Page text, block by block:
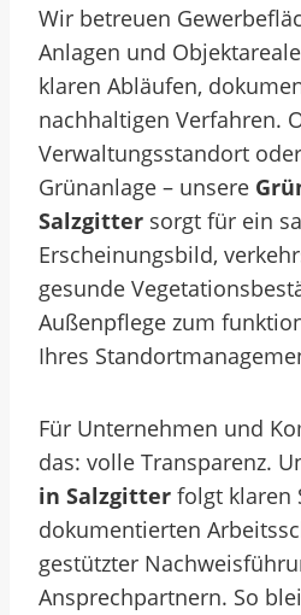
Wir betreuen
Anlagen und
klaren Abläufen,
nachhaltigen Verfahren.
Verwaltungsstandort
Grünanlage – unsere
Salzgitter sorgt für ein
Erscheinungsbild,
gesunde
Außenpflege zum
Ihres
Für Unternehmen und
das: volle Transparenz.
in Salzgitter folgt klaren
dokumentierten
gestützter
Ansprechpartnern. So